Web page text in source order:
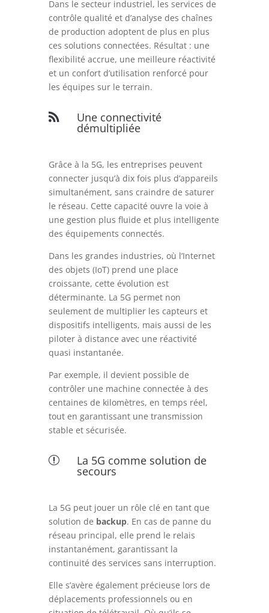
Dans le secteur industriel, les services de
contrôle qualité et d’analyse des chaînes
de production adoptent de plus en plus
ces solutions connectées. Résultat : une
flexibilité accrue, une meilleure réactivité
et un confort d’utilisation renforcé pour
les équipes sur le terrain.
 Une connectivité
démultipliée
Grâce à la 5G, les entreprises peuvent
connecter jusqu’à dix fois plus d’appareils
simultanément, sans craindre de saturer
le réseau. Cette capacité ouvre la voie à
une gestion plus fluide et plus intelligente
des équipements connectés.
Dans les grandes industries, où l’Internet
des objets (IoT) prend une place
croissante, cette évolution est
déterminante. La 5G permet non
seulement de multiplier les capteurs et
dispositifs intelligents, mais aussi de les
piloter à distance avec une réactivité
quasi instantanée.
Par exemple, il devient possible de
contrôler une machine connectée à des
centaines de kilomètres, en temps réel,
tout en garantissant une transmission
stable et sécurisée.
r La 5G comme solution de
secours
La 5G peut jouer un rôle clé en tant que
solution de backup. En cas de panne du
réseau principal, elle prend le relais
instantanément, garantissant la
continuité des services sans interruption.
Elle s’avère également précieuse lors de
déplacements professionnels ou en